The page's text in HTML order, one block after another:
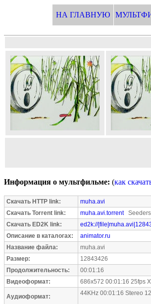
НА ГЛАВНУЮ
Информация о мультфильме: (как
Скачать HTTP link:
muha.avi
Скачать Torrent link:
muha.avi.torrent
Скачать ED2K link:
ed2k://
Описание в каталогах:
animator.ru
Название файла:
muha.avi
Размер:
12843426
Продолжительность:
00:01:16
Видеоформат:
686x572 00:01:16 25fps
Аудиоформат: 44KHz 00:01:16 Stereo